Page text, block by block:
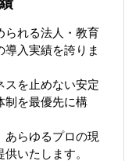
られる法人・教育
入実績を誇りま
スを止めない安定
制を最優先に構
あらゆるプロの現
いたします。